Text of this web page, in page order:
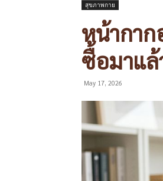
สุขภาพกาย
หน้ากา
ซื้อมาแล้
May 17, 2026